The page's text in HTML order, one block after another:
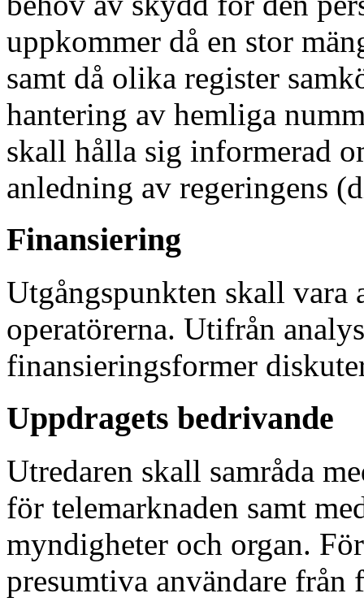
uppkommer då en stor
samt då olika register
hantering av hemliga
skall hålla sig informerad
anledning av regeringens
Finansiering
Utgångspunkten skall vara
operatörerna. Utifrån
finansieringsformer
Uppdragets bedrivande
Utredaren skall samråda
för telemarknaden samt
myndigheter och organ.
presumtiva användare från